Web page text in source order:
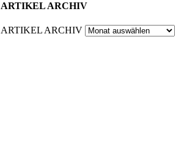
ARTIKEL ARCHIV
ARTIKEL ARCHIV